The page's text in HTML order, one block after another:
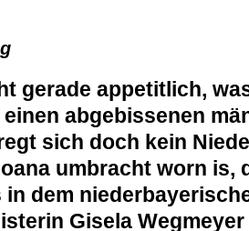
gerade appetitlich,
abgebissenen
sich doch kein
umbracht worn is,
in dem
Gisela